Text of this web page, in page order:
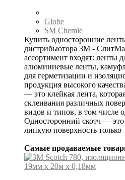
Globe
SM Chemie
Купить односторонние
дистрибьютора 3М -
ассортимент входят: ленты
алюминиевые ленты,
для герметизации и
продукция высокого
— это клейкая лента,
склеивания различных
видов и типов, в том числе
Односторонний скотч — это
липкую поверхность только
Самые продаваемые